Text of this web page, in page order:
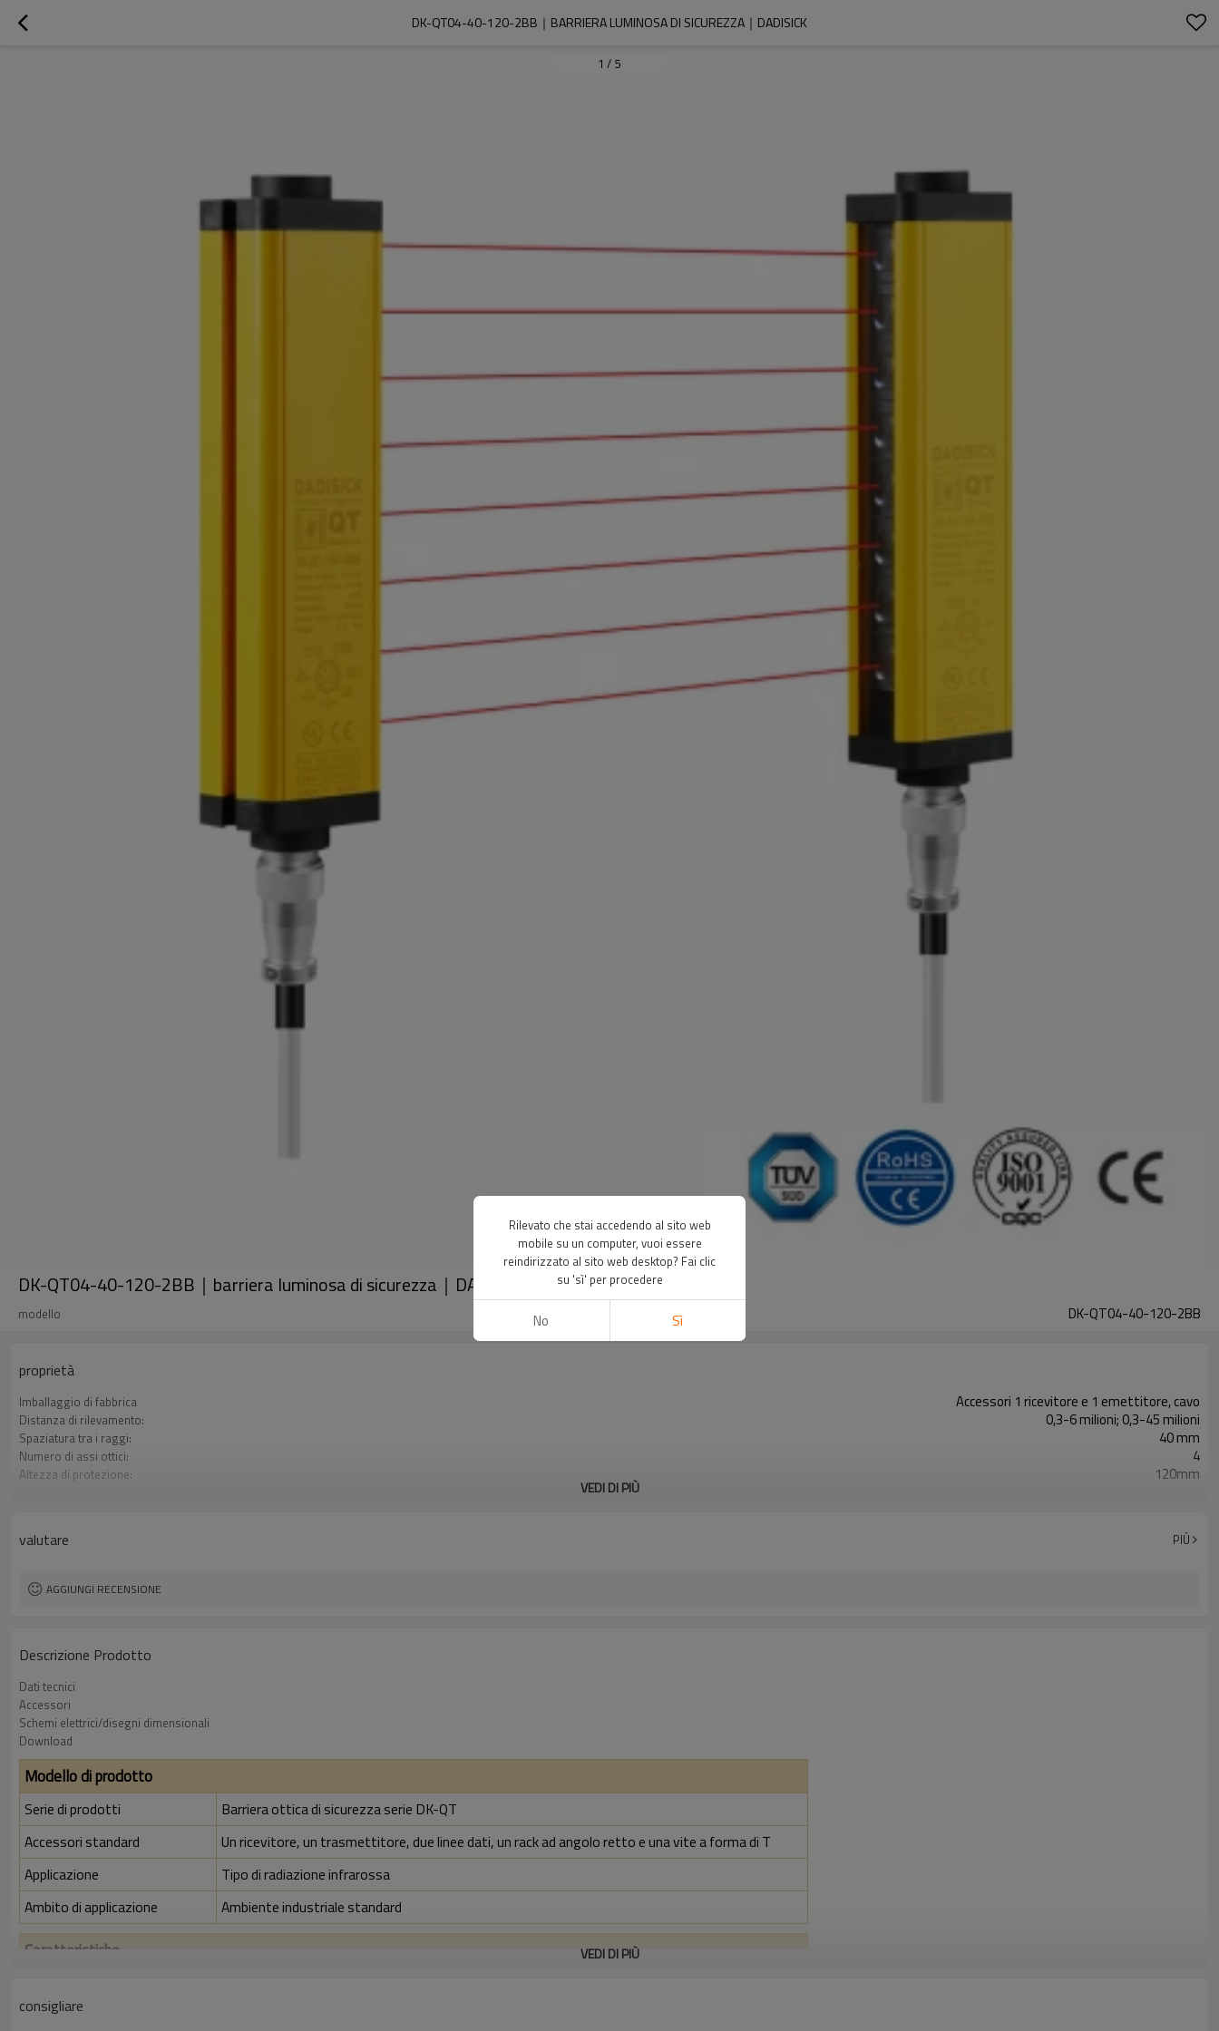
DK-QT04-40-120-2BB｜BARRIERA LUMINOSA DI SICUREZZA｜DADISICK
1 / 5
DK-QT04-40-120-2BB｜barriera luminosa di sicurezza｜DADISICK
modello DK-QT04-40-120-2BB
proprietà
Imballaggio di fabbrica Accessori 1 ricevitore e 1 emettitore, cavo
Distanza di rilevamento: 0,3-6 milioni; 0,3-45 milioni
Spaziatura tra i raggi: 40 mm
Numero di assi ottici: 4
Altezza di protezione: 120mm
con accessori di montaggio
Certificazione: TUV, UL, CE, RoSH, GB
VEDI DI PIÙ
valutare PIÙ
AGGIUNGI RECENSIONE
Descrizione Prodotto
Dati tecnici
Accessori
Schemi elettrici/disegni dimensionali
Download
Modello di prodotto
Serie di prodotti
Barriera ottica di sicurezza serie DK-QT
Accessori standard
Un ricevitore, un trasmettitore, due linee dati, un rack ad angolo retto e una vite a forma di T
Applicazione
Tipo di radiazione infrarossa
Ambito di applicazione
Ambiente industriale standard
Caratteristiche
Controlla la precisione
VEDI DI PIÙ
consigliare
Rilevato che stai accedendo al sito web
mobile su un computer, vuoi essere
reindirizzato al sito web desktop? Fai clic
su 'sì' per procedere
No Sì